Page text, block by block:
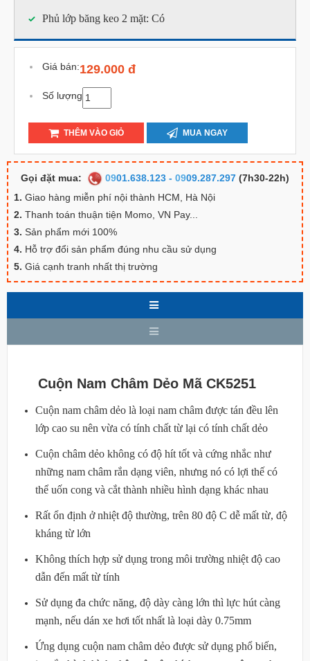
Phủ lớp băng keo 2 mặt: Có
Giá bán:129.000 đ
Số lượng
THÊM VÀO GIỎ MUA NGAY
Gọi đặt mua: 0901.638.123 - 0909.287.297 (7h30-22h)
1. Giao hàng miễn phí nội thành HCM, Hà Nội
2. Thanh toán thuận tiện Momo, VN Pay...
3. Sản phẩm mới 100%
4. Hỗ trợ đổi sản phẩm đúng nhu cầu sử dụng
5. Giá cạnh tranh nhất thị trường
Cuộn Nam Châm Dẻo Mã CK5251
Cuộn nam châm dẻo là loại nam châm được tán đều lên
lớp cao su nên vừa có tính chất từ lại có tính chất dẻo
Cuộn châm dẻo không có độ hít tốt và cứng nhắc như
những nam châm rắn dạng viên, nhưng nó có lợi thế có
thể uốn cong và cắt thành nhiều hình dạng khác nhau
Rất ổn định ở nhiệt độ thường, trên 80 độ C dễ mất từ, độ
kháng từ lớn
Không thích hợp sử dụng trong môi trường nhiệt độ cao
dẫn đến mất từ tính
Sử dụng đa chức năng, độ dày càng lớn thì lực hút càng
mạnh, nếu dán xe hơi tốt nhất là loại dày 0.75mm
Ứng dụng cuộn nam châm dẻo được sử dụng phổ biến,